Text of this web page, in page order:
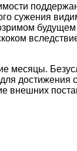
сужения
месяцы.
достижения
внешних